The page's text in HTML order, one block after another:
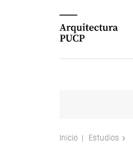
Inicio Estudios